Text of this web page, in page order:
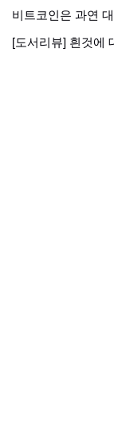
비트코인은 과연
[도서리뷰] 흰것에